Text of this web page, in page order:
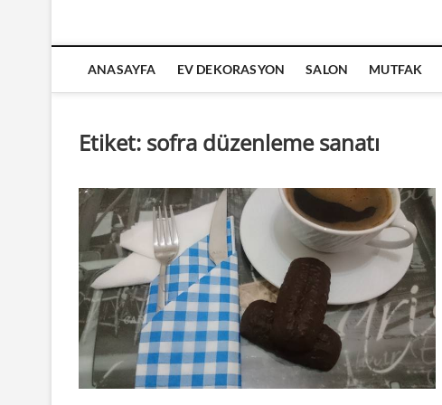
ANASAYFA EV DEKORASYON SALON MUTFAK
Etiket: sofra düzenleme sanatı